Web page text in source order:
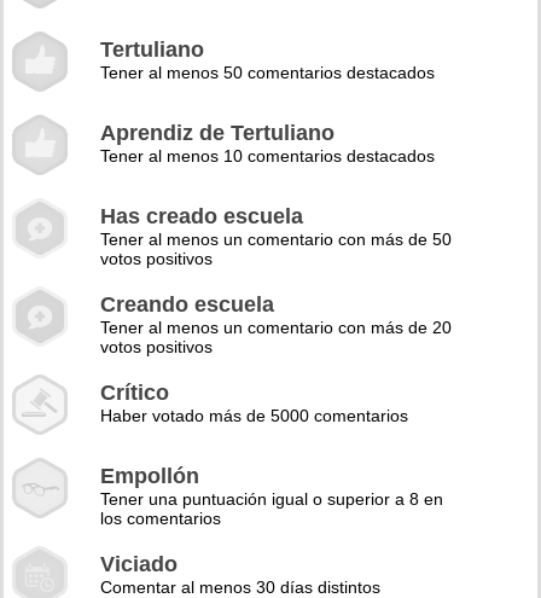
Tertuliano
Tener al menos 50 comentarios destacados
Aprendiz de Tertuliano
Tener al menos 10 comentarios destacados
Has creado escuela
Tener al menos un comentario con más de 50
votos positivos
Creando escuela
Tener al menos un comentario con más de 20
votos positivos
Crítico
Haber votado más de 5000 comentarios
Empollón
Tener una puntuación igual o superior a 8 en
los comentarios
Viciado
Comentar al menos 30 días distintos